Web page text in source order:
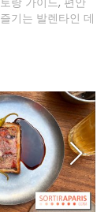
기는 발렌타인 데